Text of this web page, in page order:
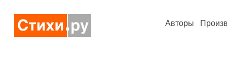
Авторы